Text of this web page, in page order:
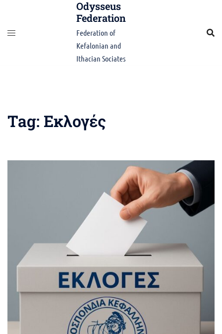
content
Odysseus
Federation
Federation of
Kefalonian and
Ithacian Sociates
Tag: Εκλογές